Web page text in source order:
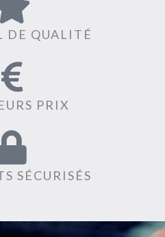
DE QUALITÉ
PRIX
SÉCURISÉS